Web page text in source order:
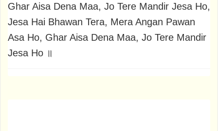
Ghar Aisa Dena Maa, Jo Tere Mandir Jesa Ho,
Jesa Hai Bhawan Tera, Mera Angan Pawan
Asa Ho, Ghar Aisa Dena Maa, Jo Tere Mandir
Jesa Ho ॥